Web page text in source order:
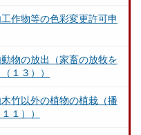
作物等の色彩変更許可申
物の放出（家畜の放牧を
１３））
竹以外の植物の植栽（播
１））